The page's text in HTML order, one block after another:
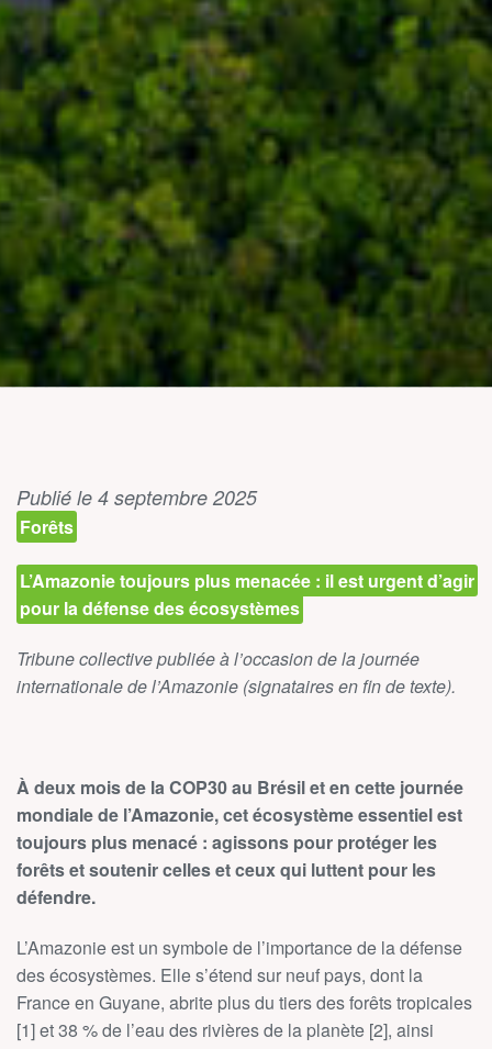
Publié le 4 septembre 2025
Forêts
L’Amazonie toujours plus menacée : il est urgent d’agir
pour la défense des écosystèmes
Tribune collective publiée à l’occasion de la journée
internationale de l’Amazonie (signataires en fin de texte).
À deux mois de la COP30 au Brésil et en cette journée
mondiale de l’Amazonie, cet écosystème essentiel est
toujours plus menacé : agissons pour protéger les
forêts et soutenir celles et ceux qui luttent pour les
défendre.
L’Amazonie est un symbole de l’importance de la défense
des écosystèmes. Elle s’étend sur neuf pays, dont la
France en Guyane, abrite plus du tiers des forêts tropicales
[1] et 38 % de l’eau des rivières de la planète [2], ainsi